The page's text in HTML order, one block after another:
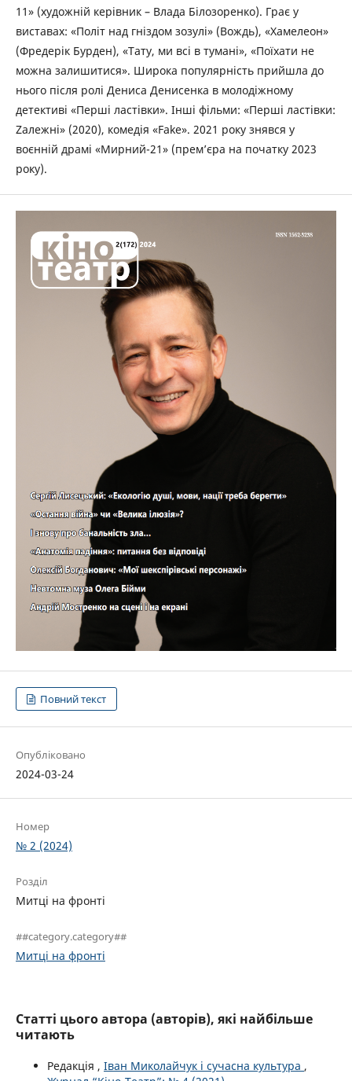
11» (художній керівник – Влада Білозоренко). Грає у
виставах: «Політ над гніздом зозулі» (Вождь), «Хамелеон»
(Фредерік Бурден), «Тату, ми всі в тумані», «Поїхати не
можна залишитися». Широка популярність прийшла до
нього після ролі Дениса Денисенка в молодіжному
детективі «Перші ластівки». Інші фільми: «Перші ластівки:
Zалежні» (2020), комедія «Fake». 2021 року знявся у
воєнній драмі «Мирний-21» (прем’єра на початку 2023
року).
Повний текст
Опубліковано
2024-03-24
Номер
№ 2 (2024)
Розділ
Митці на фронті
##category.category##
Митці на фронті
Статті цього автора (авторів), які найбільше
читають
Редакція , Іван Миколайчук і сучасна культура ,